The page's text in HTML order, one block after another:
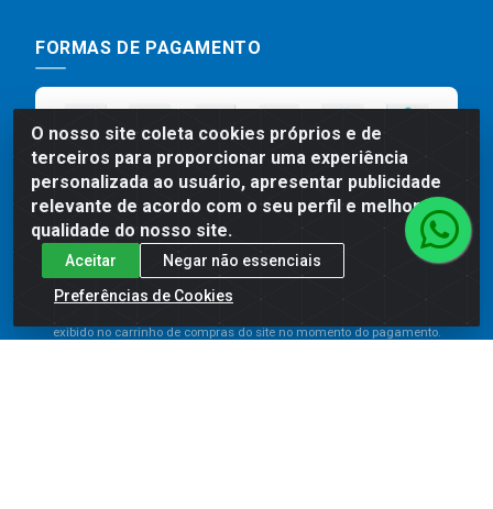
O nosso site coleta cookies próprios e de
terceiros para proporcionar uma experiência
personalizada ao usuário, apresentar publicidade
relevante de acordo com o seu perfil e melhorar a
qualidade do nosso site.
Aceitar
Negar não essenciais
Preferências de Cookies
FORMAS DE PAGAMENTO
Preços, promoções, condições de pagamento e frete são válidos
para compras realizadas exclusivamente pelo site. Caso haja
exibido no carrinho de compras do site no momento do pagamento.